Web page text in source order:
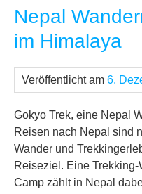
Nepal
im Himalaya
Veröffentlicht am 6.
Gokyo Trek, eine Nepal
Reisen nach Nepal sind
Wander und
Reiseziel. Eine
Camp zählt in Nepal